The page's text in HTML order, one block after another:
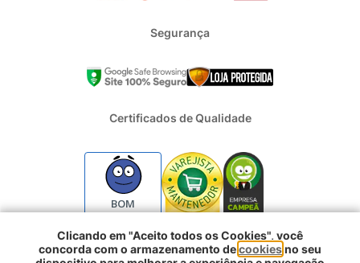
Segurança
Certificados de Qualidade
BOM
2024 - Todos os direitos reservados | REFRIGERACAO DUFRIO
Clicando em "Aceito todos os Cookies", você
concorda com o armazenamento decookiesno seu